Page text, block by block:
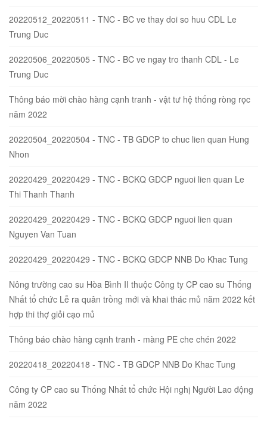
20220512_20220511 - TNC - BC ve thay doi so huu CDL Le
Trung Duc
20220506_20220505 - TNC - BC ve ngay tro thanh CDL - Le
Trung Duc
Thông báo mời chào hàng cạnh tranh - vật tư hệ thống ròng rọc
năm 2022
20220504_20220504 - TNC - TB GDCP to chuc lien quan Hung
Nhon
20220429_20220429 - TNC - BCKQ GDCP nguoi lien quan Le
Thi Thanh Thanh
20220429_20220429 - TNC - BCKQ GDCP nguoi lien quan
Nguyen Van Tuan
20220429_20220429 - TNC - BCKQ GDCP NNB Do Khac Tung
Nông trường cao su Hòa Bình II thuộc Công ty CP cao su Thống
Nhất tổ chức Lễ ra quân trồng mới và khai thác mủ năm 2022 kết
hợp thi thợ giỏi cạo mủ
Thông báo chào hàng cạnh tranh - màng PE che chén 2022
20220418_20220418 - TNC - TB GDCP NNB Do Khac Tung
Công ty CP cao su Thống Nhất tổ chức Hội nghị Người Lao động
năm 2022